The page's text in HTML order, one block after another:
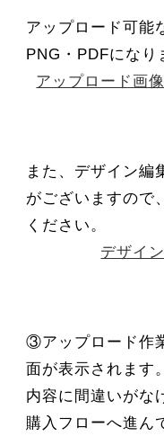
アップロード可能
PNG・PDFになり
アップロード画
また、デザイン編
がございますので
ください。
デザイ
③アップロード作
面が表示されます。
内容に間違いがな
購入フローへ進ん